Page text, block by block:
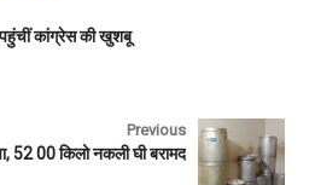
l
e
कांग्रेस की खुशबू
Previous
52 00 किलो नकली घी बरामद